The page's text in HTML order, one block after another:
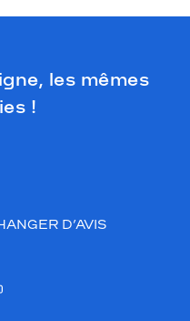
les mêmes
!
D’AVIS